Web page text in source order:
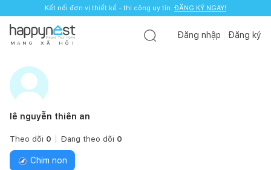
Kết nối đơn vị thiết kế - thi công uy tín. ĐĂNG KÝ NGAY!
M Ạ N G X Ã H Ộ I
Đăng nhập Đăng ký
lê nguyễn thiên an
Theo dõi 0 Đang theo dõi 0
Chim non